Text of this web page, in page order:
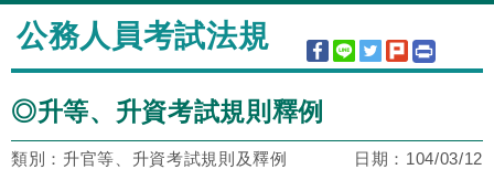
:::
公務人員考試法規
◎升等、升資考試規則釋例
類別：升官等、升資考試規則及釋例 日期： 104/03/12